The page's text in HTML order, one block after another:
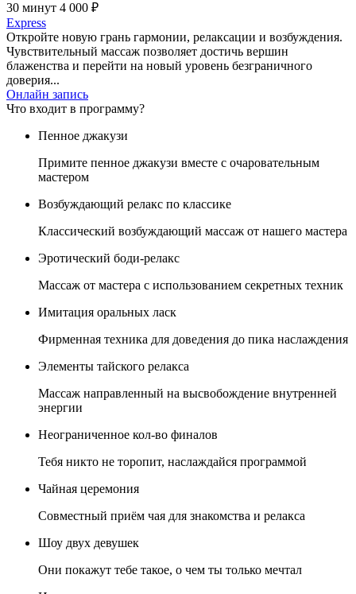
30 минут 4 000 ₽
Express
Откройте новую грань гармонии, релаксации и возбуждения.
Чувствительный массаж позволяет достичь вершин
блаженства и перейти на новый уровень безграничного
доверия...
Онлайн запись
Что входит в программу?
Пенное джакузи
Примите пенное джакузи вместе с очаровательным
мастером
Возбуждающий релакс по классике
Классический возбуждающий массаж от нашего мастера
Эротический боди-релакс
Массаж от мастера с использованием секретных техник
Имитация оральных ласк
Фирменная техника для доведения до пика наслаждения
Элементы тайского релакса
Массаж направленный на высвобождение внутренней
энергии
Неограниченное кол-во финалов
Тебя никто не торопит, наслаждайся программой
Чайная церемония
Совместный приём чая для знакомства и релакса
Шоу двух девушек
Они покажут тебе такое, о чем ты только мечтал